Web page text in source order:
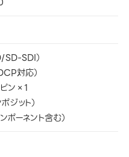
SDI）
対応）
ン×1
ジット）
ーネント含む）